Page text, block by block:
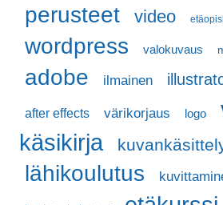
perusteet video
wordpress valokuvaus
adobe ilmainen
after effects värikorjaus logo
käsikirja
lähikoulutus